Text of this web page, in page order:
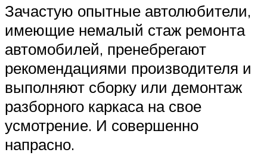
Зачастую опытные автолюбители,
имеющие немалый стаж ремонта
автомобилей, пренебрегают
рекомендациями производителя и
выполняют сборку или демонтаж
разборного каркаса на свое
усмотрение. И совершенно
напрасно.